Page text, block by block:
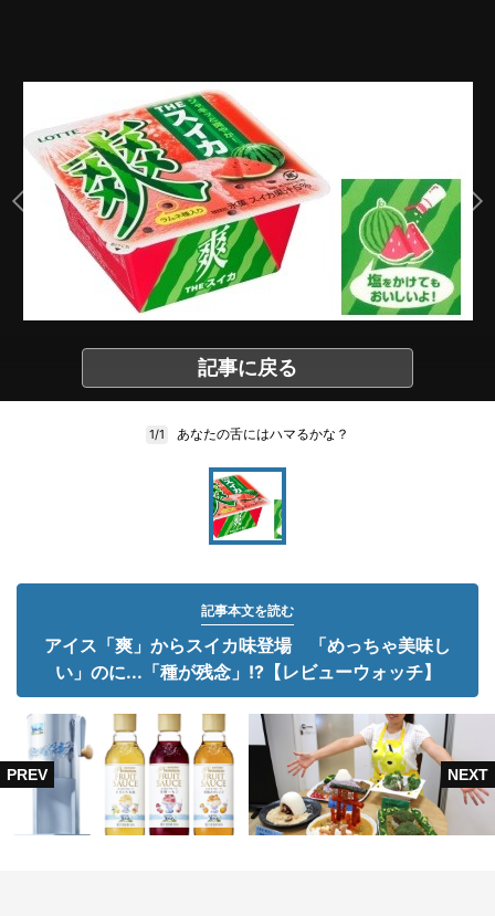
記事に戻る
1/1 あなたの舌にはハマるかな？
記事本文を読む
アイス「爽」からスイカ味登場 「めっちゃ美味し
い」のに...「種が残念」!?【レビューウォッチ】